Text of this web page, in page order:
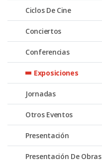
Ciclos De Cine
Conciertos
Conferencias
Exposiciones
Jornadas
Otros Eventos
Presentación
Presentación De Obras